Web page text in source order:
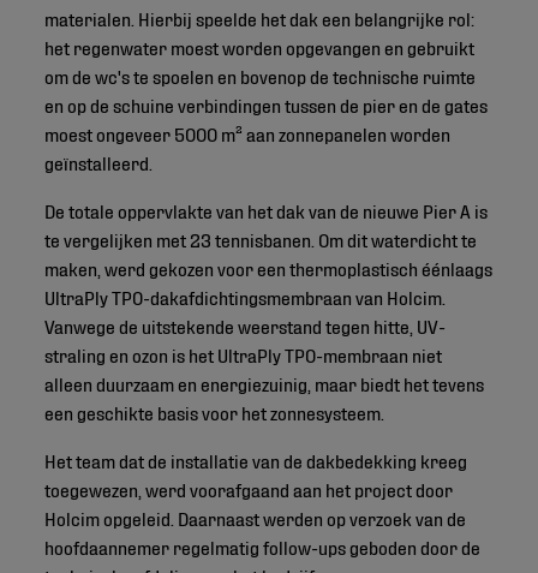
materialen. Hierbij speelde het dak een belangrijke rol:
het regenwater moest worden opgevangen en gebruikt
om de wc's te spoelen en bovenop de technische ruimte
en op de schuine verbindingen tussen de pier en de gates
moest ongeveer 5000 m² aan zonnepanelen worden
geïnstalleerd.
De totale oppervlakte van het dak van de nieuwe Pier A is
te vergelijken met 23 tennisbanen. Om dit waterdicht te
maken, werd gekozen voor een thermoplastisch éénlaags
UltraPly TPO-dakafdichtingsmembraan van Holcim.
Vanwege de uitstekende weerstand tegen hitte, UV-
straling en ozon is het UltraPly TPO-membraan niet
alleen duurzaam en energiezuinig, maar biedt het tevens
een geschikte basis voor het zonnesysteem.
Het team dat de installatie van de dakbedekking kreeg
toegewezen, werd voorafgaand aan het project door
Holcim opgeleid. Daarnaast werden op verzoek van de
hoofdaannemer regelmatig follow-ups geboden door de